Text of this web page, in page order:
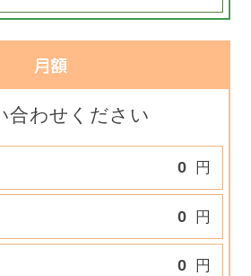
月額
合わせください
0 円
0 円
0 円